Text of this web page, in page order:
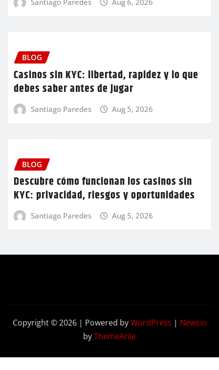
Santiago Paredes Aug 6, 2026
BLOG
Casinos sin KYC: libertad, rapidez y lo que
debes saber antes de jugar
Santiago Paredes Aug 5, 2026
BLOG
Descubre cómo funcionan los casinos sin
KYC: privacidad, riesgos y oportunidades
Santiago Paredes Aug 5, 2026
Copyright © 2026 | Powered byWordPress | Newsio
byThemeArile